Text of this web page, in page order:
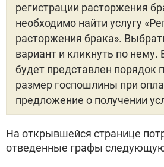
регистрации расторжения
необходимо найти услугу
расторжения брака».
вариант и кликнуть по нему.
будет представлен порядок
размер госпошлины при
предложение о получении
На открывшейся странице
отведенные графы